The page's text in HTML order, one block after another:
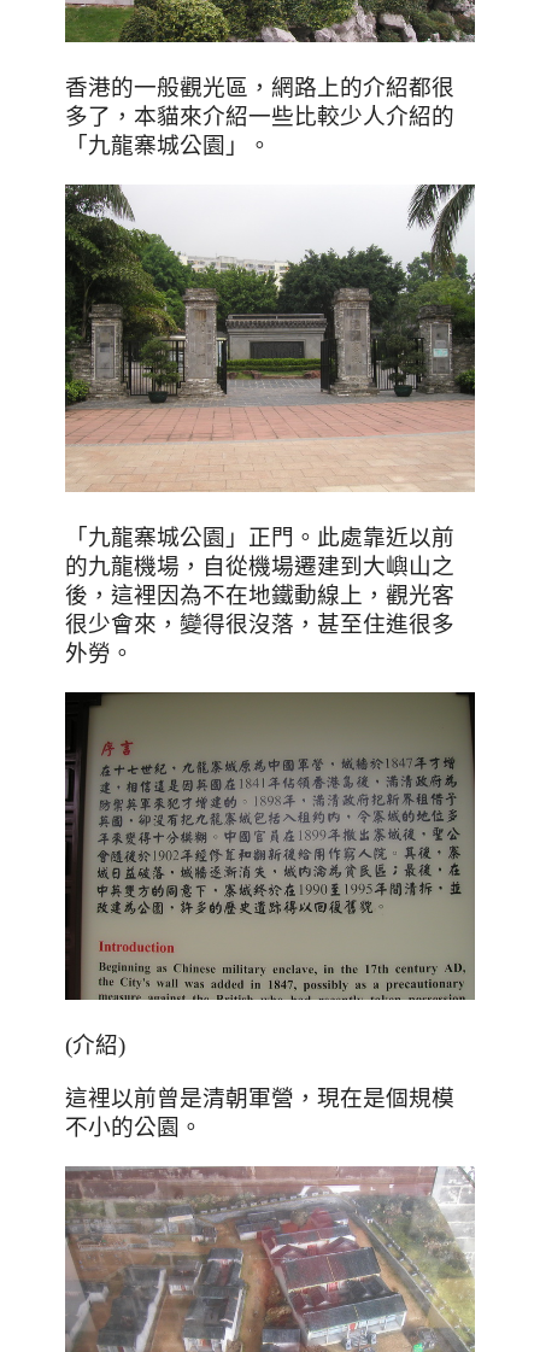
香港的一般觀光區，網路上的介紹都很
多了，本貓來介紹一些比較少人介紹的
「九龍寨城公園」
。
「九龍寨城公園」正門。此處靠近以前
的九龍機場，自從機場遷建到大嶼山之
後，這裡因為不在地鐵動線上，觀光客
很少會來，變得很沒落，甚至住進很多
外勞 。
(介紹)
這裡以前曾是清朝軍營，現在是個規模
不小的公園 。